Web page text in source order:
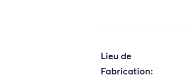
Lieu de
Fabrication: